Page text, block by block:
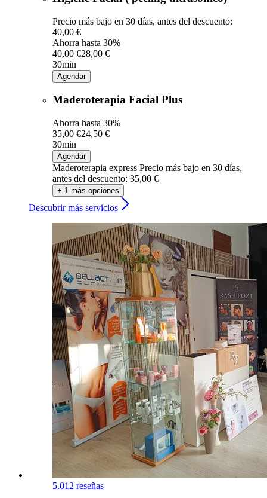
Precio más bajo en 30 días, antes del descuento:
40,00 €
Ahorra hasta 30%
40,00 €28,00 €
30min
Agendar
Maderoterapia Facial Plus
Ahorra hasta 30%
35,00 €24,50 €
30min
Agendar
Maderoterapia express Precio más bajo en 30 días,
antes del descuento: 35,00 €
+ 1 más opciones
Descubrir más servicios
5.012 reseñas